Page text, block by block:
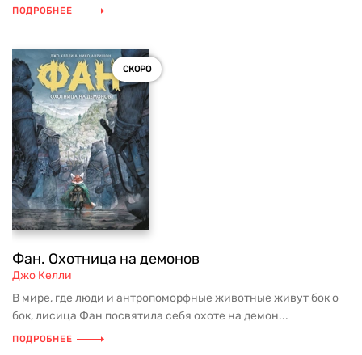
ПОДРОБНЕЕ
СКОРО
Фан. Охотница на демонов
Джо Келли
В мире, где люди и антропоморфные животные живут бок о
бок, лисица Фан посвятила себя охоте на демон...
ПОДРОБНЕЕ